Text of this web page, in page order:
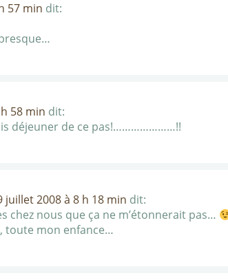
57 min dit:
58 min dit:
déjeuner de ce pas!…………………!!
juillet 2008 à 8 h 18 min dit:
chez nous que ça ne m’étonnerait pas…
toute mon enfance…